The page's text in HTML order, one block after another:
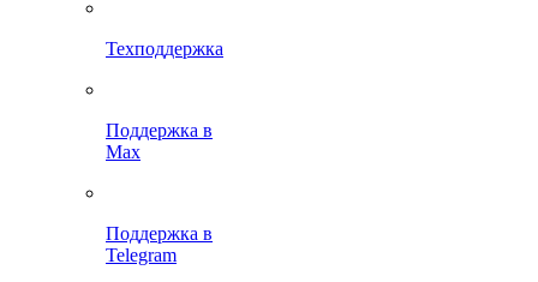
Техподдержка
Поддержка в
Max
Поддержка в
Telegram